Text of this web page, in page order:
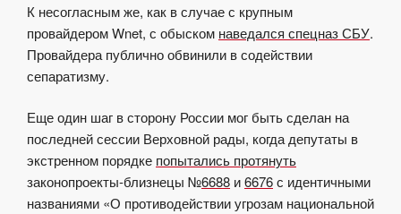
К несогласным же, как в случае с крупным
провайдеромWnet, с обыском наведался спецназ СБУ.
Провайдера публично обвинили в содействии
сепаратизму.
Еще один шаг в сторону России мог быть сделан на
последней сессии Верховной рады, когда депутаты в
экстренном порядке попытались протянуть
законопроекты-близнецы №6688 и6676с идентичными
названиями «О противодействии угрозам национальной